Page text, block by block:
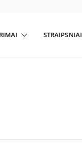
STRAIPSNIAI